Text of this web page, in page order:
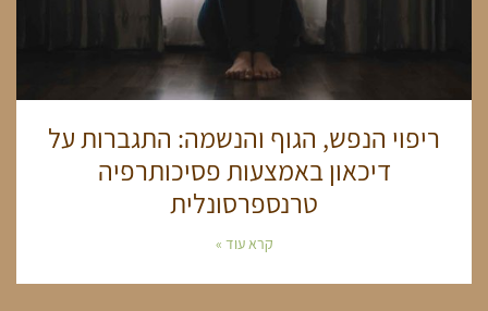
ריפוי הנפש, הגוף והנשמה: התגברות על
דיכאון באמצעות פסיכותרפיה
טרנספרסונלית
קרא עוד »